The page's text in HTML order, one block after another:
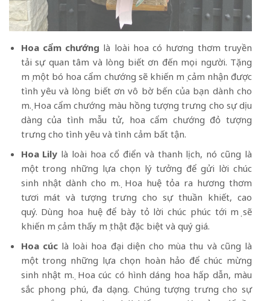
Hoa cẩm chướng là loài hoa có hương thơm truyền
tải sự quan tâm và lòng biết ơn đến mọi người. Tặng
mẹ một bó hoa cẩm chướng sẽ khiến mẹ cảm nhận được
tình yêu và lòng biết ơn vô bờ bến của bạn dành cho
mẹ. Hoa cẩm chướng màu hồng tượng trưng cho sự dịu
dàng của tình mẫu tử, hoa cẩm chướng đỏ tượng
trưng cho tình yêu và tình cảm bất tận.
Hoa Lily là loài hoa cổ điển và thanh lịch, nó cũng là
một trong những lựa chọn lý tưởng để gửi lời chúc
sinh nhật dành cho mẹ. Hoa huệ tỏa ra hương thơm
tươi mát và tượng trưng cho sự thuần khiết, cao
quý. Dùng hoa huệ để bày tỏ lời chúc phúc tới mẹ sẽ
khiến mẹ cảm thấy mẹ thật đặc biệt và quý giá.
Hoa cúclà loài hoa đại diện cho mùa thu và cũng là
một trong những lựa chọn hoàn hảo để chúc mừng
sinh nhật mẹ. Hoa cúc có hình dáng hoa hấp dẫn, màu
sắc phong phú, đa dạng. Chúng tượng trưng cho sự